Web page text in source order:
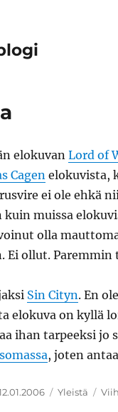
elokuvanLord of
Cagenelokuvista,
ei ole ehkä
muissa
olla
Ei ollut. Paremmin
Sin Cityn. En
elokuva on kyllä
ihan tarpeeksi jo
, joten
Kategoriat
Yleistä